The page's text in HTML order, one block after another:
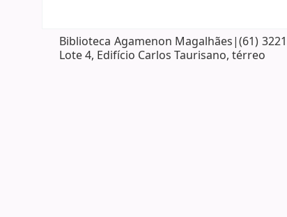
Biblioteca Agamenon Magalhães|(61)
Lote 4, Edifício Carlos Taurisano, térreo